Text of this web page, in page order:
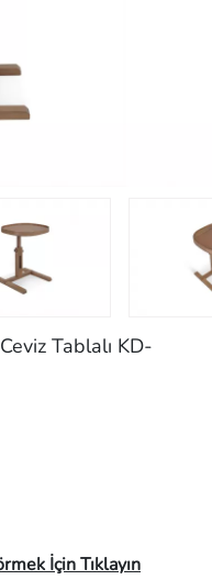
Tablalı KD-
İçin Tıklayın